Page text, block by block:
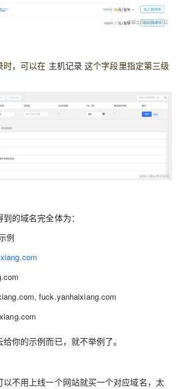
时，可以在 主机记录这个字段里指定第三级
的域名完全体为：
例
fuck.yanhaixiang.com
你的示例而已，就不举例了。
不用上线一个网站就买一个对应域名，太